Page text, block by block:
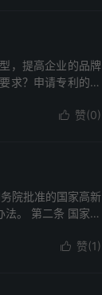
，提高企业的品牌
求？申请专利的时
 赞(0)
院批准的国家高新
。 第二条 国家高
 赞(1)